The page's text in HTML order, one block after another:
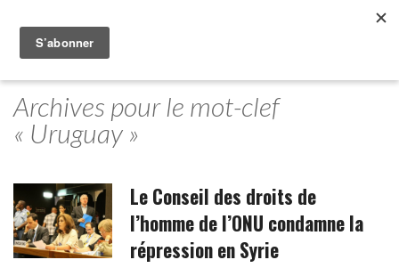
Archives pour le mot-clef
« Uruguay »
Le Conseil des droits de
l’homme de l’ONU condamne la
répression en Syrie